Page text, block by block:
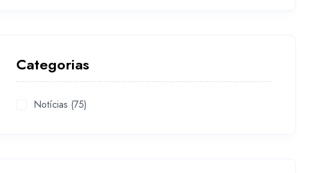
Categorias
Notícias (75)